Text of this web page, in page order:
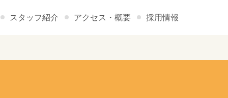
スタッフ紹介 アクセス・概要 採用情報